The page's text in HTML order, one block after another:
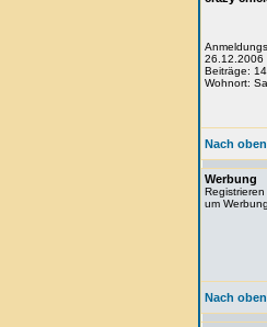
26.12.2006
Beiträge:
Wohnort:
Nach oben
Werbung
um
Nach oben